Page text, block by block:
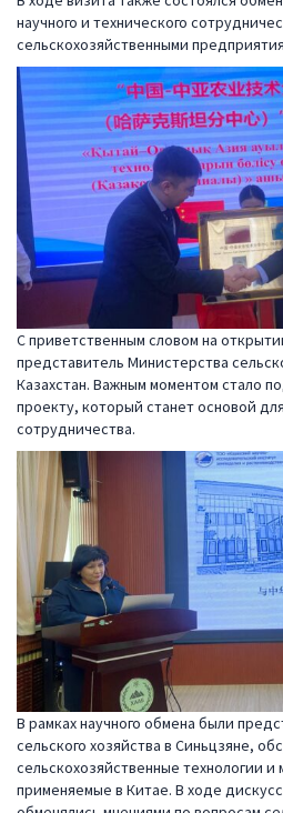
научного и технического
сельскохозяйственными
С приветственным словом на
представитель Министерства
Казахстан. Важным моментом стало
проекту, который станет основой
сотрудничества.
В рамках научного обмена были
сельского хозяйства в Синьцзяне,
сельскохозяйственные технологии
применяемые в Китае. В ходе